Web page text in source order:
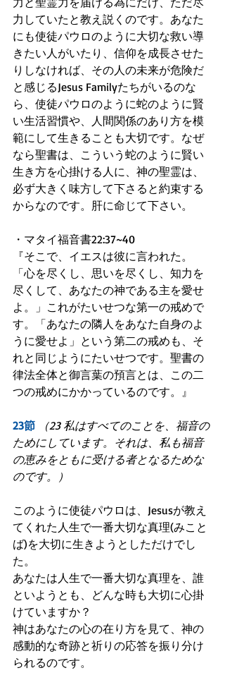
力していたと教え説くのです。あなた
にも使徒パウロのように大切な救い導
きたい人がいたり、信仰を成長させた
りしなければ、その人の未来が危険だ
と感じるJesus Familyたちがいるのな
ら、使徒パウロのように蛇のように賢
い生活習慣や、人間関係のあり方を模
範にして生きることも大切です。なぜ
なら聖書は、こういう蛇のように賢い
生き方を心掛ける人に、神の聖霊は、
必ず大きく味方して下さると約束する
からなのです。肝に命じて下さい。
・マタイ福音書22:37~40
『そこで、イエスは彼に言われた。
「心を尽くし、思いを尽くし、知力を
尽くして、あなたの神である主を愛せ
よ。」これがたいせつな第一の戒めで
す。「あなたの隣人をあなた自身のよ
うに愛せよ」という第二の戒めも、そ
れと同じようにたいせつです。聖書の
律法全体と御言葉の預言とは、この二
つの戒めにかかっているのです。』
23節
（23 私はすべてのことを、福音の
ためにしています。それは、私も福音
の恵みをともに受ける者となるためな
のです。）
このように使徒パウロは、Jesusが教え
てくれた人生で一番大切な真理(みこと
ば)を大切に生きようとしただけでし
た。
あなたは人生で一番大切な真理を、誰
といようとも、どんな時も大切に心掛
けていますか？
神はあなたの心の在り方を見て、神の
感動的な奇跡と祈りの応答を振り分け
られるのです。